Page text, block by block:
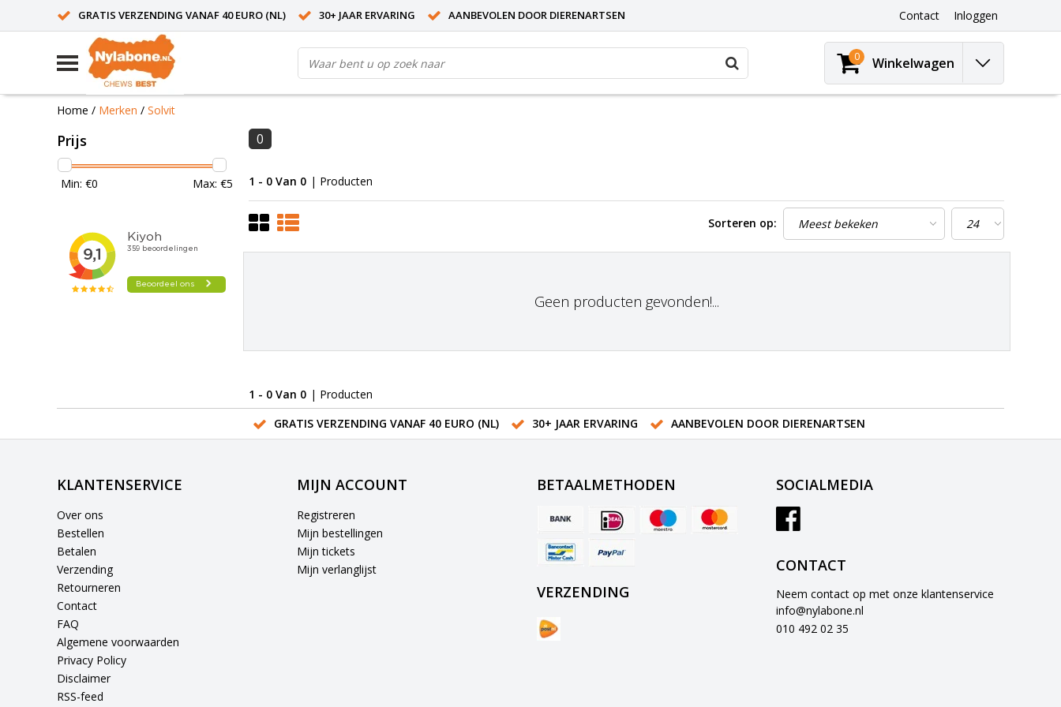
GRATIS VERZENDING VANAF 40 EURO (NL) 30+ JAAR ERVARING AANBEVOLEN DOOR DIERENARTSEN Contact Inloggen
0 Winkelwagen
Home / Merken / Solvit
Prijs
Min: €0 Max: €5
0
1 - 0 Van 0 | Producten
Sorteren op:
Geen producten gevonden!...
1 - 0 Van 0 | Producten
GRATIS VERZENDING VANAF 40 EURO (NL)
30+ JAAR ERVARING AANBEVOLEN DOOR DIERENARTSEN
KLANTENSERVICE
Over ons
Bestellen
Betalen
Verzending
Retourneren
Contact
FAQ
Algemene voorwaarden
Privacy Policy
Disclaimer
RSS-feed
MIJN ACCOUNT
Registreren
Mijn bestellingen
Mijn tickets
Mijn verlanglijst
BETAALMETHODEN
VERZENDING
SOCIALMEDIA
CONTACT
Neem contact op met onze klantenservice
info@nylabone.nl
010 492 02 35